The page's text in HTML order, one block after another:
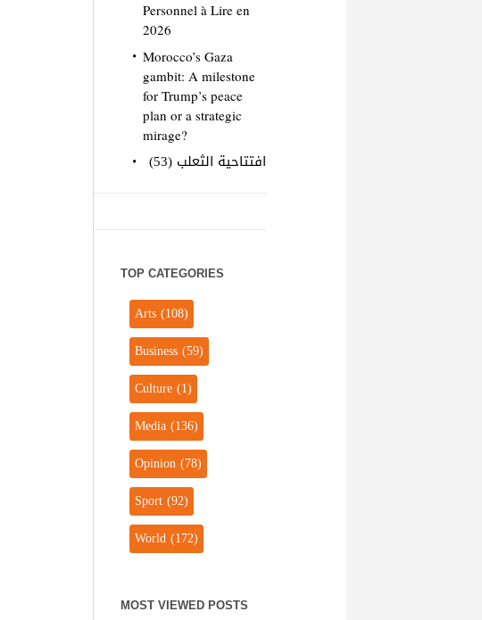
Personnel à Lire en
2026
Morocco’s Gaza
gambit: A milestone
for Trump’s peace
plan or a strategic
mirage?
افتتاحية الثعلب (53)
TOP CATEGORIES
Arts(108)
Business(59)
Culture(1)
Media(136)
Opinion(78)
Sport(92)
World(172)
MOST VIEWED POSTS